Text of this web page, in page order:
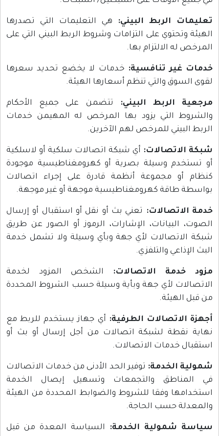
تعليمات الربط البيني:
هي التعليمات التي تصدرها
الهيئة وتحتوي على التزامات وشروط الربط البيني التي على
المرخص له الالتزام بها.
خدمات غير تنافسية: خدمات لا يخضع تحديد سعرها
لقوى السوق والتي تنظم أسعارها الهيئة.
مرجعية الربط البيني:
تتضمن على جميع الأحكام
والشروط التي يزود بها المرخص له المهيمن خدمات
الربط البيني للمرخص لهم الآخرين.
شبكة الاتصالات: أي شبكة اتصالات سلكية أو لاسلكية
أو تستخدم وسيلة بصرية أو كهرومغناطيسية موجودة
كنظام أو مجموعة أنظمة قادرة على إجراء اتصالات
بواسطة طاقة كهرومغناطيسية موجهة أو غير موجهة.
خدمة الاتصالات:
تعني بث أو نقل أو استقبال أو إرسال
الصوت، البيانات، الإشارات، الرموز أو الصور عن طريق
شبكة الاتصالات لأي جهة وبأي وسيلة ولا تشمل خدمة
البث الإذاعي والتلفزي.
مزود خدمة الاتصالات:
الشخص المزود لخدمة
الاتصالات لأي جهة وبأية وسيلة حسب الشروط المحددة
من قبل الهيئة.
أجهزة الاتصالات الطرفية: أي جهاز يستخدم للربط مع
نهاية نقطة لشبكة اتصالات من أجل إرسال أو بث أو
استقبال خدمات الاتصالات.
شمولية الخدمة: توفير الحد الأدنى من خدمات الاتصالات
في المناطق والتجمعات وتسهيل إيصال الخدمة
استخدامها وفقا للشروط والضوابط المحددة من الهيئة
والمعدلة حسب الحاجة.
سياسة شمولية الخدمة:
السياسة المعدة من قبل